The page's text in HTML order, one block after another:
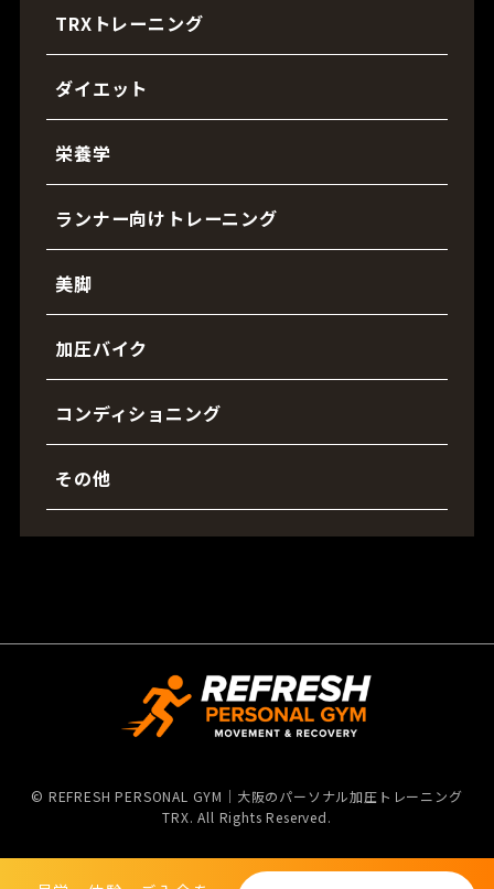
TRXトレーニング
ダイエット
栄養学
ランナー向けトレーニング
美脚
加圧バイク
コンディショニング
その他
© REFRESH PERSONAL GYM｜大阪のパーソナル加圧トレーニング
TRX. All Rights Reserved.